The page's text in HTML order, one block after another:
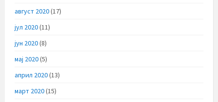
август 2020(17)
јул 2020(11)
јун 2020(8)
мај 2020(5)
април 2020(13)
март 2020(15)